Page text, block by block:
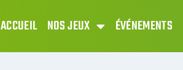
ACCUEIL NOS JEUX ÉVÉNEMENTS